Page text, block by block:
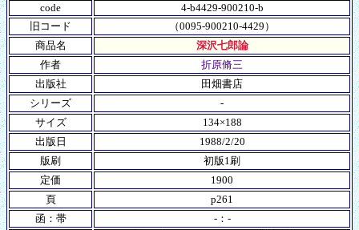
code
4-b4429-900210-b
旧コード
（0095-900210-4429）
商品名
深沢七郎論
作者
折原脩三
出版社
田畑書店
シリーズ
-
サイズ
134×188
出版日
1988/2/20
版刷
初版1刷
定価
1900
頁
p261
函：帯
-：-